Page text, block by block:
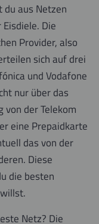
aus Netzen
Die
Provider, also
sich auf drei
und Vodafone
nur über das
von der Telekom
eine Prepaidkarte
das von der
Diese
die besten
Netz? Die